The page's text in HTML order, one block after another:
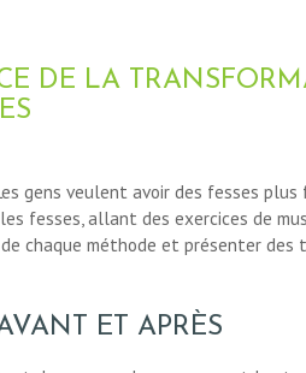
DE LA
gens veulent avoir des fesses plus
fesses, allant des exercices de
chaque méthode et présenter des
ET APRÈS